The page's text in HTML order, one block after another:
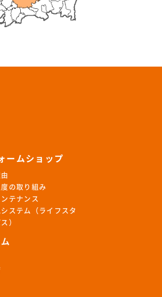
ームショップ
の取り組み
テナンス
ステム（ライフスタ
）